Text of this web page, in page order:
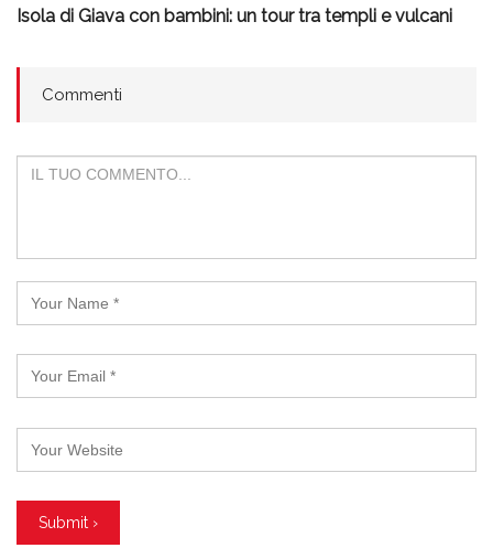
Isola di Giava con bambini: un tour tra templi e vulcani
Commenti